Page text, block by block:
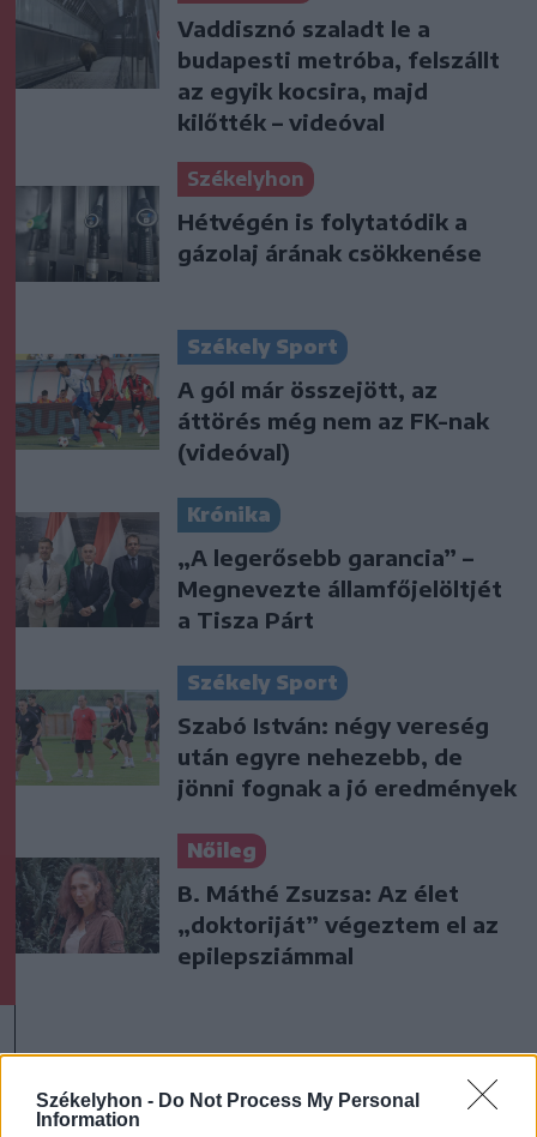
Székelyhon - Do Not Process My Personal
Information
Vaddisznó szaladt le a
budapesti metróba, felszállt
az egyik kocsira, majd
kilőtték – videóval
Székelyhon
Hétvégén is folytatódik a
gázolaj árának csökkenése
Székely Sport
A gól már összejött, az
áttörés még nem az FK-nak
(videóval)
Krónika
„A legerősebb garancia” –
Megnevezte államfőjelöltjét
a Tisza Párt
Székely Sport
Szabó István: négy vereség
után egyre nehezebb, de
jönni fognak a jó eredmények
Nőileg
B. Máthé Zsuzsa: Az élet
„doktoriját” végeztem el az
epilepsziámmal